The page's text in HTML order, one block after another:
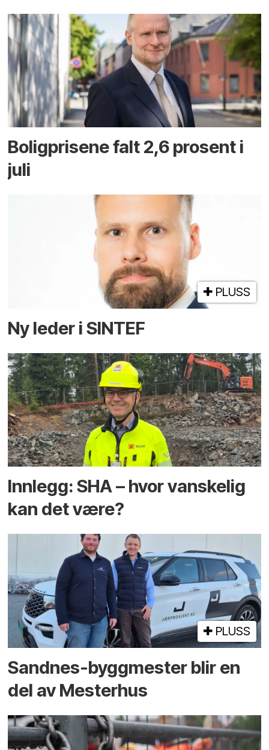
Boligprisene falt 2,6 prosent i
juli
PLUSS
Ny leder i SINTEF
Innlegg: SHA – hvor vanskelig
kan det være?
PLUSS
Sandnes-byggmester blir en
del av Mesterhus